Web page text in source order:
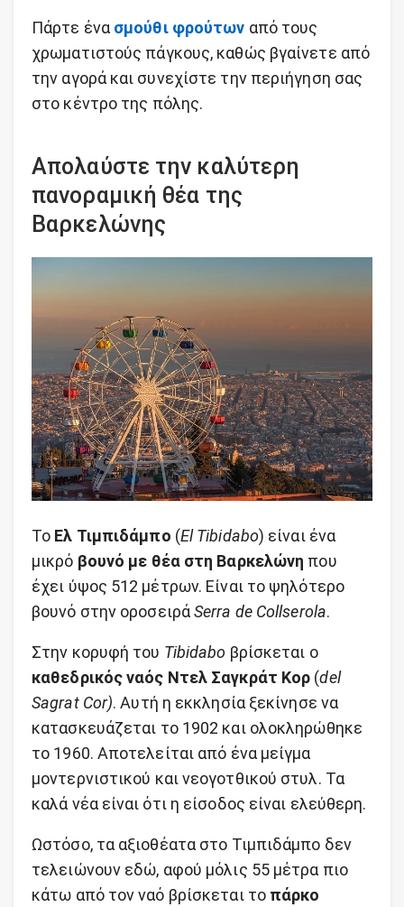
Πάρτε ένα σμούθι φρούτων από τους
χρωματιστούς πάγκους, καθώς βγαίνετε από
την αγορά και συνεχίστε την περιήγηση σας
στο κέντρο της πόλης.
Απολαύστε την καλύτερη
πανοραμική θέα της
Βαρκελώνης
Το Ελ Τιμπιδάμπο (El Tibidabo) είναι ένα
μικρό βουνό με θέα στη Βαρκελώνη που
έχει ύψος 512 μέτρων. Είναι το ψηλότερο
βουνό στην οροσειράSerra de Collserola.
Στην κορυφή του Tibidabo βρίσκεται ο
καθεδρικός ναός Ντελ Σαγκράτ Κορ (del
Sagrat Cor). Αυτή η εκκλησία ξεκίνησε να
κατασκευάζεται το 1902 και ολοκληρώθηκε
το 1960. Αποτελείται από ένα μείγμα
μοντερνιστικού και νεογοτθικού στυλ. Τα
καλά νέα είναι ότι η είσοδος είναι ελεύθερη.
Ωστόσο, τα αξιοθέατα στο Τιμπιδάμπο δεν
τελειώνουν εδώ, αφού μόλις 55 μέτρα πιο
κάτω από τον ναό βρίσκεται το πάρκο